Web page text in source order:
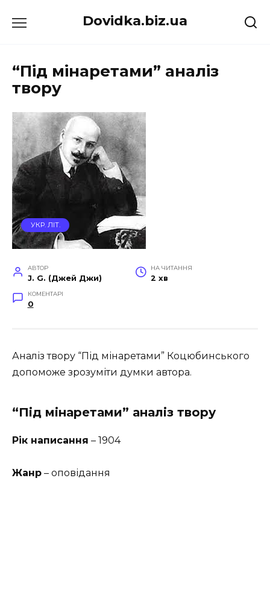
до
Dovidka.biz.ua
“Під мінаретами” аналіз
твору
УКР. ЛІТ.
АВТОР
J. G. (Джей Джи)
НА ЧИТАННЯ
2 хв
КОМЕНТАРІ
0
Аналіз твору “Під мінаретами” Коцюбинського
допоможе зрозуміти думки автора.
“Під мінаретами” аналіз твору
Рік написання – 1904
Жанр – оповідання